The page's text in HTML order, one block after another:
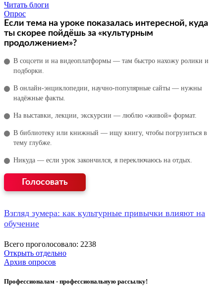
Читать блоги
Опрос
Если тема на уроке показалась интересной, куда
ты скорее пойдёшь за «культурным
продолжением»?
В соцсети и на видеоплатформы — там быстро нахожу ролики и
подборки.
В онлайн‑энциклопедии, научно‑популярные сайты — нужны
надёжные факты.
На выставки, лекции, экскурсии — люблю «живой» формат.
В библиотеку или книжный — ищу книгу, чтобы погрузиться в
тему глубже.
Никуда — если урок закончился, я переключаюсь на отдых.
Взгляд зумера: как культурные привычки влияют на
обучение
Всего проголосовало: 2238
Открыть отдельно
Архив опросов
Профессионалам - профессиональную рассылку!